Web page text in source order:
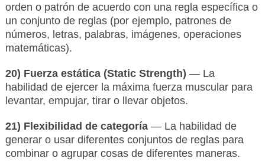
orden o patrón de acuerdo con una regla específica o
un conjunto de reglas (por ejemplo, patrones de
números, letras, palabras, imágenes, operaciones
matemáticas).
20) Fuerza estática (Static Strength) — La
habilidad de ejercer la máxima fuerza muscular para
levantar, empujar, tirar o llevar objetos.
21) Flexibilidad de categoría— La habilidad de
generar o usar diferentes conjuntos de reglas para
combinar o agrupar cosas de diferentes maneras.